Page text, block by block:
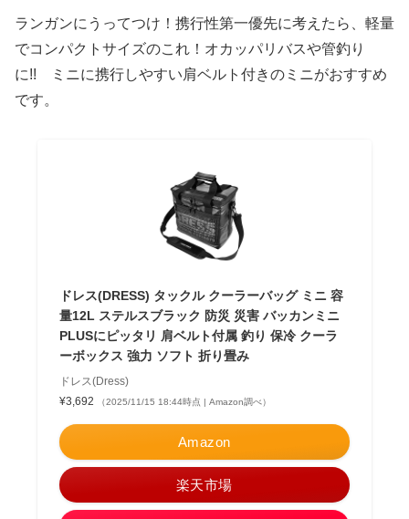
ランガンにうってつけ！携行性第一優先に考えたら、軽量
でコンパクトサイズのこれ！オカッパリバスや管釣り
に!! ミニに携行しやすい肩ベルト付きのミニがおすすめ
です。
ドレス(DRESS) タックル クーラーバッグ ミニ 容
量12L ステルスブラック 防災 災害 バッカンミニ
PLUSにピッタリ 肩ベルト付属 釣り 保冷 クーラ
ーボックス 強力 ソフト 折り畳み
ドレス(Dress)
¥3,692
（2025/11/15 18:44時点 | Amazon調べ）
Amazon
楽天市場